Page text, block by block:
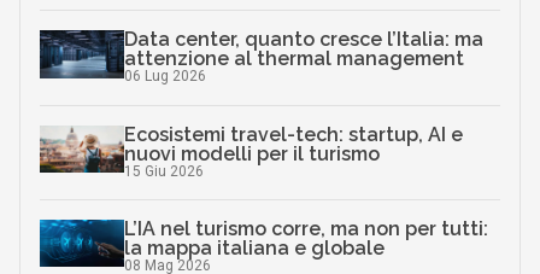
Data center, quanto cresce l’Italia: ma
attenzione al thermal management
06 Lug 2026
Ecosistemi travel-tech: startup, AI e
nuovi modelli per il turismo
15 Giu 2026
L’IA nel turismo corre, ma non per tutti:
la mappa italiana e globale
08 Mag 2026